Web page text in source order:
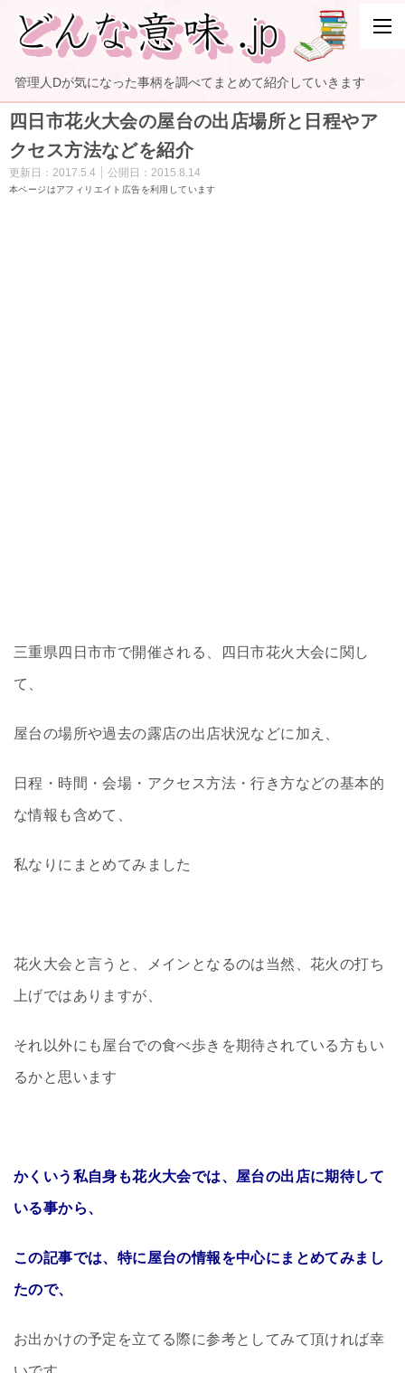
管理人Dが気になった事柄を調べてまとめて紹介していきます
四日市花火大会の屋台の出店場所と日程やア
クセス方法などを紹介
更新日： 2017.5.4 公開日： 2015.8.14
本ページはアフィリエイト広告を利用しています
三重県四日市市で開催される、四日市花火大会に関し
て、
屋台の場所や過去の露店の出店状況などに加え、
日程・時間・会場・アクセス方法・行き方などの基本的
な情報も含めて、
私なりにまとめてみました
花火大会と言うと、メインとなるのは当然、花火の打ち
上げではありますが、
それ以外にも屋台での食べ歩きを期待されている方もい
るかと思います
かくいう私自身も花火大会では、屋台の出店に期待して
いる事から、
この記事では、特に屋台の情報を中心にまとめてみまし
たので、
お出かけの予定を立てる際に参考としてみて頂ければ幸